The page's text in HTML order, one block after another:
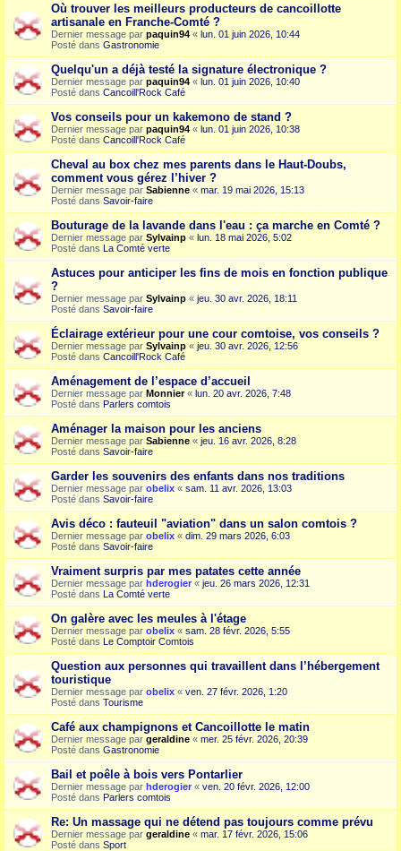
Où trouver les meilleurs producteurs de cancoillotte
artisanale en Franche-Comté ?
Dernier message par paquin94 « lun. 01 juin 2026, 10:44
Posté dans Gastronomie
Quelqu'un a déjà testé la signature électronique ?
Dernier message par paquin94 « lun. 01 juin 2026, 10:40
Posté dans Cancoill'Rock Café
Vos conseils pour un kakemono de stand ?
Dernier message par paquin94 « lun. 01 juin 2026, 10:38
Posté dans Cancoill'Rock Café
Cheval au box chez mes parents dans le Haut-Doubs,
comment vous gérez l’hiver ?
Dernier message par Sabienne « mar. 19 mai 2026, 15:13
Posté dans Savoir-faire
Bouturage de la lavande dans l'eau : ça marche en Comté ?
Dernier message par Sylvainp « lun. 18 mai 2026, 5:02
Posté dans La Comté verte
Astuces pour anticiper les fins de mois en fonction publique
?
Dernier message par Sylvainp « jeu. 30 avr. 2026, 18:11
Posté dans Savoir-faire
Éclairage extérieur pour une cour comtoise, vos conseils ?
Dernier message par Sylvainp « jeu. 30 avr. 2026, 12:56
Posté dans Cancoill'Rock Café
Aménagement de l’espace d’accueil
Dernier message par Monnier« lun. 20 avr. 2026, 7:48
Posté dans Parlers comtois
Aménager la maison pour les anciens
Dernier message par Sabienne « jeu. 16 avr. 2026, 8:28
Posté dans Savoir-faire
Garder les souvenirs des enfants dans nos traditions
Dernier message par obelix « sam. 11 avr. 2026, 13:03
Posté dans Savoir-faire
Avis déco : fauteuil "aviation" dans un salon comtois ?
Dernier message par obelix « dim. 29 mars 2026, 6:03
Posté dans Savoir-faire
Vraiment surpris par mes patates cette année
Dernier message par hderogier « jeu. 26 mars 2026, 12:31
Posté dans La Comté verte
On galère avec les meules à l'étage
Dernier message par obelix « sam. 28 févr. 2026, 5:55
Posté dans Le Comptoir Comtois
Question aux personnes qui travaillent dans l’hébergement
touristique
Dernier message par obelix « ven. 27 févr. 2026, 1:20
Posté dans Tourisme
Café aux champignons et Cancoillotte le matin
Dernier message par geraldine « mer. 25 févr. 2026, 20:39
Posté dans Gastronomie
Bail et poêle à bois vers Pontarlier
Dernier message par hderogier « ven. 20 févr. 2026, 12:00
Posté dans Parlers comtois
Re: Un massage qui ne détend pas toujours comme prévu
Dernier message par geraldine « mar. 17 févr. 2026, 15:06
Posté dans Sport